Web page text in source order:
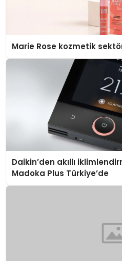
Marie Rose kozmetik
Daikin’den akıllı
Madoka Plus Türkiye’de